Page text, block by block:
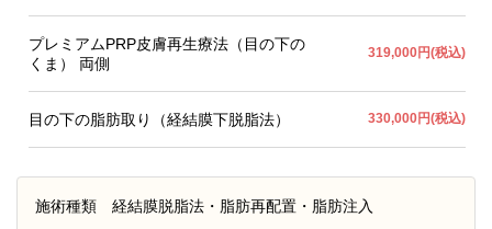
プレミアムPRP皮膚再生療法（目の下の
くま） 両側
319,000円(税込)
目の下の脂肪取り（経結膜下脱脂法） 330,000円(税込)
施術種類 経結膜脱脂法・脂肪再配置・脂肪注入